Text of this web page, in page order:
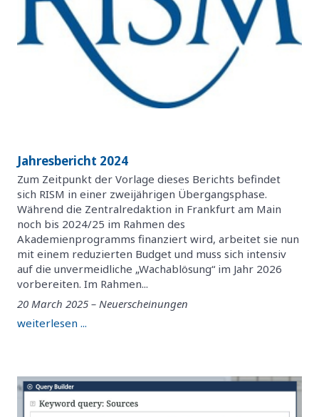
Jahresbericht 2024
Zum Zeitpunkt der Vorlage dieses Berichts befindet
sich RISM in einer zweijährigen Übergangsphase.
Während die Zentralredaktion in Frankfurt am Main
noch bis 2024/25 im Rahmen des
Akademienprogramms finanziert wird, arbeitet sie nun
mit einem reduzierten Budget und muss sich intensiv
auf die unvermeidliche „Wachablösung“ im Jahr 2026
vorbereiten. Im Rahmen...
20 March 2025 – Neuerscheinungen
weiterlesen ...